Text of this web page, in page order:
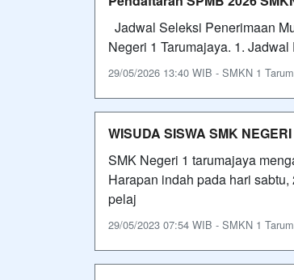
Jadwal Seleksi Penerimaan
Negeri 1 Tarumajaya. 1.
29/05/2026 13:40 WIB - SMKN 1
WISUDA SISWA SMK
SMK Negeri 1 tarumajaya
Harapan indah pada hari
pelaj
29/05/2023 07:54 WIB - SMKN 1